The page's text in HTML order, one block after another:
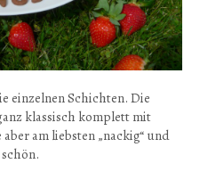
einzelnen Schichten. Die
klassisch komplett mit
am liebsten „nackig“ und